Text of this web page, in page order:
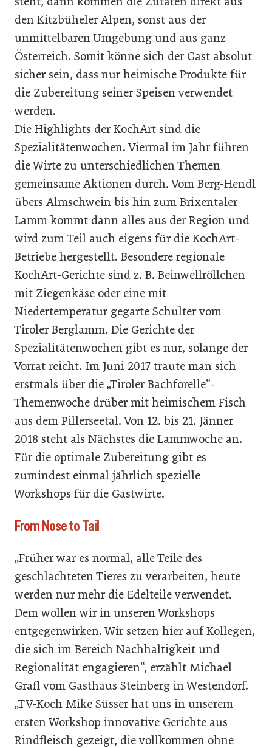
den Kitzbüheler Alpen, sonst aus der
unmittelbaren Umgebung und aus ganz
Österreich. Somit könne sich der Gast absolut
sicher sein, dass nur heimische Produkte für
die Zubereitung seiner Speisen verwendet
werden.
Die Highlights der KochArt sind die
Spezialitätenwochen. Viermal im Jahr führen
die Wirte zu unterschiedlichen Themen
gemeinsame Aktionen durch. Vom Berg-Hendl
übers Almschwein bis hin zum Brixentaler
Lamm kommt dann alles aus der Region und
wird zum Teil auch eigens für die KochArt-
Betriebe hergestellt. Besondere regionale
KochArt-Gerichte sind z. B. Beinwellröllchen
mit Ziegenkäse oder eine mit
Niedertemperatur gegarte Schulter vom
Tiroler Berglamm. Die Gerichte der
Spezialitätenwochen gibt es nur, solange der
Vorrat reicht. Im Juni 2017 traute man sich
erstmals über die „Tiroler Bachforelle“-
Themenwoche drüber mit heimischem Fisch
aus dem Pillerseetal. Von 12. bis 21. Jänner
2018 steht als Nächstes die Lammwoche an.
Für die optimale Zubereitung gibt es
zumindest einmal jährlich spezielle
Workshops für die Gastwirte.
From Nose to Tail
„Früher war es normal, alle Teile des
geschlachteten Tieres zu verarbeiten, heute
werden nur mehr die Edelteile verwendet.
Dem wollen wir in unseren Workshops
entgegenwirken. Wir setzen hier auf Kollegen,
die sich im Bereich Nachhaltigkeit und
Regionalität engagieren“, erzählt Michael
Grafl vom Gasthaus Steinberg in Westendorf.
„TV-Koch Mike Süsser hat uns in unserem
ersten Workshop innovative Gerichte aus
Rindfleisch gezeigt, die vollkommen ohne